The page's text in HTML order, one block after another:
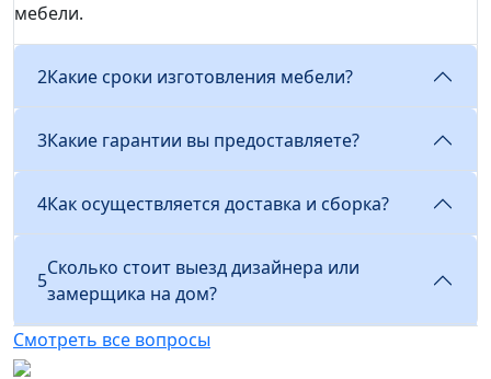
мебели.
2Какие сроки изготовления мебели?
3Какие гарантии вы предоставляете?
4Как осуществляется доставка и сборка?
5
Сколько стоит выезд дизайнера или
замерщика на дом?
Смотреть все вопросы